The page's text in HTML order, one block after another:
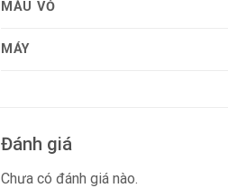
MÀU VỎ
MÁY
Đánh giá
Chưa có đánh giá nào.